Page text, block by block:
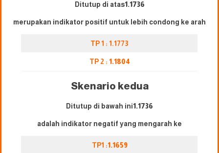
Ditutup di atas1.1736
merupakan indikator positif untuk lebih condong ke arah
TP 1 : 1.1773
TP 2 : 1.1804
Skenario kedua
Ditutup di bawah ini1.1736
adalah indikator negatif yang mengarah ke
TP1 :1.1659